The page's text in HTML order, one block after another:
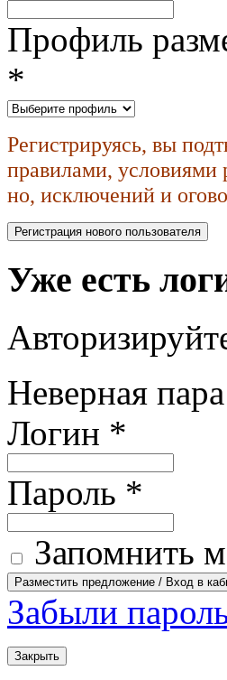
Профиль
*
Регистрируясь, вы
правилами, условиями
но, исключений и
Уже есть
Неверная
Логин *
Пароль *
Запомнить
Забыли
Закрыть